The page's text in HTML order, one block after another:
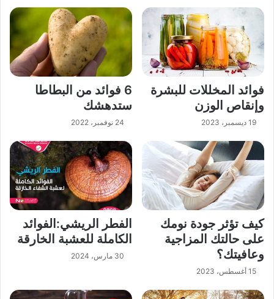
فوائد المخللات للبشرة
وإنقاص الوزن
19 ديسمبر، 2023
6 فوائد من البطاطا
ستدهشك
24 نوفمبر، 2022
كيف تؤثر جودة نومك
على حالتك المزاجية
وعافيتك؟
15 أغسطس، 2023
الفطر الريشي:الفوائد
الكاملة للعشبة الخارقة
30 مارس، 2024